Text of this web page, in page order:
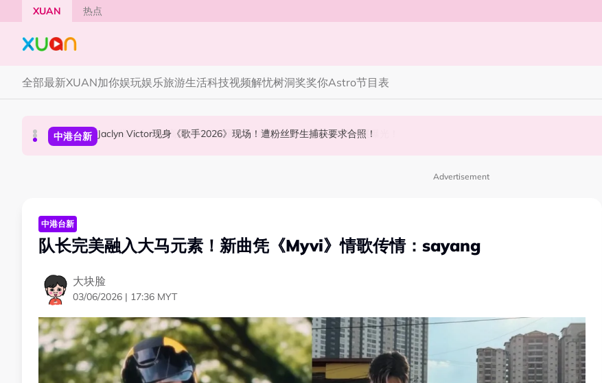
Skip to main content
XUAN 热点
全部最新XUAN加你娱玩娱乐旅游生活科技视频解忧树洞奖奖你Astro节目表
国际星闻 YG大楼遭女粉持高尔夫球杆猛砸！BLACKPINK 10周年最新进展曝光！
中港台新 Jaclyn Victor现身《歌手2026》现场！遭粉丝野生捕获要求合照！
中港台新 中国《歌手2026》 “歌王之战” 成绩出炉！胡彦斌夺得歌王宝座！
Advertisement
中港台新
队长完美融入大马元素！新曲凭《Myvi》情歌传情：sayang
大块脸
03/06/2026 | 17:36 MYT